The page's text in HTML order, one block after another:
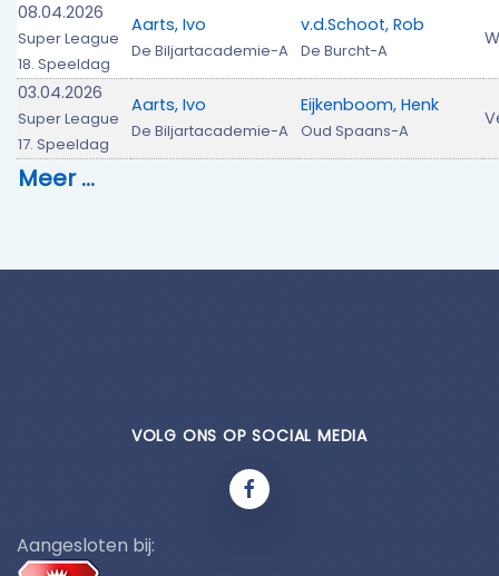
08.04.2026
Super League
18. Speeldag
Aarts, Ivo
De Biljartacademie-A
v.d.Schoot, Rob
De Burcht-A
03.04.2026
Super League
17. Speeldag
Aarts, Ivo
De Biljartacademie-A
Eijkenboom, Henk
Oud Spaans-A
Meer …
VOLG ONS OP SOCIAL MEDIA
Aangesloten bij: